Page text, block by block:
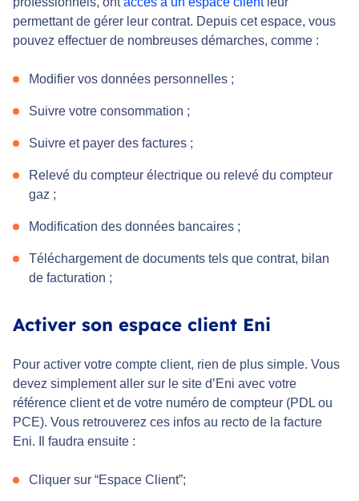
permettant de gérer leur contrat. Depuis cet espace, vous
pouvez effectuer de nombreuses démarches, comme :
Modifier vos données personnelles ;
Suivre votre consommation ;
Suivre et payer des factures ;
Relevé du compteur électrique ou relevé du compteur
gaz ;
Modification des données bancaires ;
Téléchargement de documents tels que contrat, bilan
de facturation ;
Activer son espace client Eni
Pour activer votre compte client, rien de plus simple. Vous
devez simplement aller sur le site d’Eni avec votre
référence client et de votre numéro de compteur (PDL ou
PCE). Vous retrouverez ces infos au recto de la facture
Eni. Il faudra ensuite :
Cliquer sur “Espace Client”;